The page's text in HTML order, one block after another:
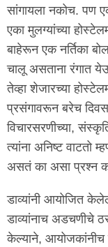
सांगायला नकोच. पण
एका मुलग्यांच्या
बाहेरून एक नर्तिका
चालू असताना रंगात
तेव्हा शेजारच्या
प्रसंगावरून बरेच
विचारसरणीच्या,
त्यांना अनिष्ट वाटतो
असतं का असा प्रश्न
डाव्यांनी आयोजित
डाव्यांनाच अडचणीचे
केल्याने, आयोजकांनीच